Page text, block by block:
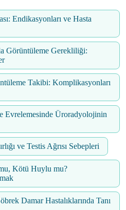
Endikasyonları ve Hasta
Görüntüleme Gerekliliği:
Takibi: Komplikasyonları
Evrelemesinde Üroradyolojinin
ve Testis Ağrısı Sebepleri
Kötü Huylu mu?
Damar Hastalıklarında Tanı